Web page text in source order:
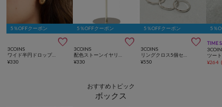
5％OFFクーポン

3COINS
¥330
5％OFFクーポン

3COINS
¥330
5％OFFクーポン

3COINS
¥550
5％
TIME
¥264
おすすめトピック
ボックス